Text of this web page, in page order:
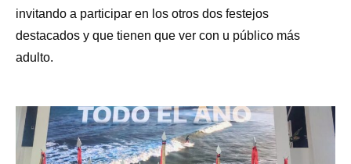
invitando a participar en los otros dos festejos
destacados y que tienen que ver con u público más
adulto.